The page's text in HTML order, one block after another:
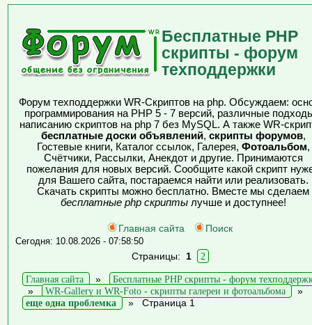
Бесплатные PHP
скрипты - форум
техподдержки
Форум техподдержки WR-Скриптов на php. Обсуждаем:
программирования на PHP 5 - 7 версий, различные
написанию скриптов на php 7 без MySQL. А также WR-
бесплатные доски объявлений, скрипты форумов,
Гостевые книги, Каталог ссылок, Галерея, Фотоальбом,
Счётчики, Рассылки, Анекдот и другие. Принимаются
пожелания для новых версий. Сообщите какой скрипт
для Вашего сайта, постараемся найти или реализовать.
Скачать скрипты можно бесплатно. Вместе мы сделаем
бесплатные php скриптылучше и доступнее!
Главная сайта Поиск
Сегодня: 10.08.2026 - 07:58:50
Страницы: 1 2
Главная сайта »
Бесплатные PHP скрипты - форум
»
WR-Gallery и WR-Foto - скрипты галереи и фотоальбома
»
еще одна проблемка
» Страница 1